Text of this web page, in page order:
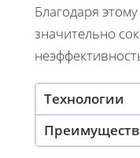
Благодаря
значительно
Технологии